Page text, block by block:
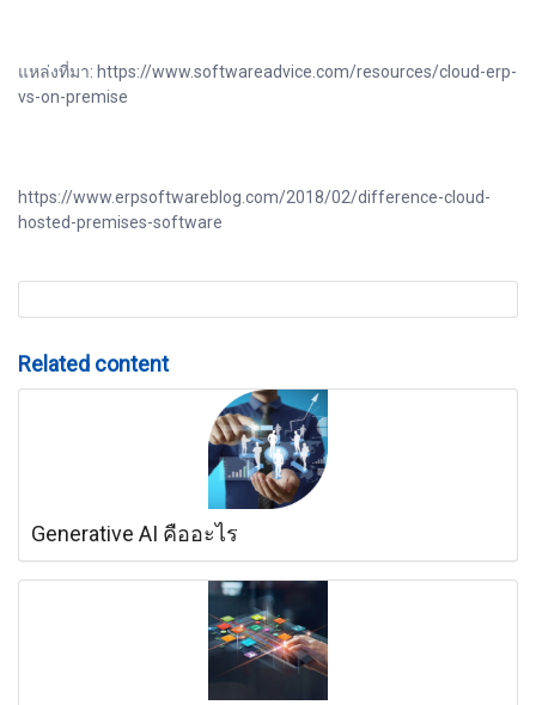
แหล่งที่มา: https://www.softwareadvice.com/resources/cloud-erp-
vs-on-premise
https://www.erpsoftwareblog.com/2018/02/difference-cloud-
hosted-premises-software
Related content
Generative AI คืออะไร